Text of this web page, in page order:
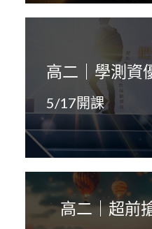
高二｜學測資
5/17開課
高二｜超前